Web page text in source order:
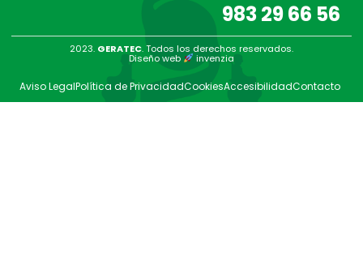
983 29 66 56
2023. GERATEC. Todos los derechos reservados.
Diseño web invenzia
Aviso LegalPolítica de PrivacidadCookiesAccesibilidadContacto